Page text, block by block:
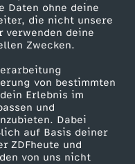
Daten ohne deine
die nicht unsere
verwenden deine
Zwecken.
von bestimmten
Erlebnis im
und
Dabei
auf Basis deiner
ZDFheute und
von uns nicht
zum ZDF